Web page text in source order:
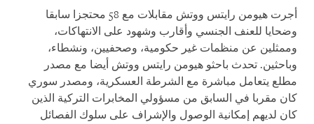
أجرت هيومن رايتس ووتش مقابلات مع 58 محتجزا سابقا
وضحايا للعنف الجنسي وأقارب وشهود على الانتهاكات،
وممثلين عن منظمات غير حكومية، وصحفيين، ونشطاء،
وباحثين. تحدث باحثو هيومن رايتس ووتش أيضا مع مصدر
مطلع يتعامل مباشرة مع الشرطة العسكرية، ومصدر سوري
كان مقربا في السابق من مسؤولي المخابرات التركية الذين
كان لديهم إمكانية الوصول والإشراف على سلوك الفصائل